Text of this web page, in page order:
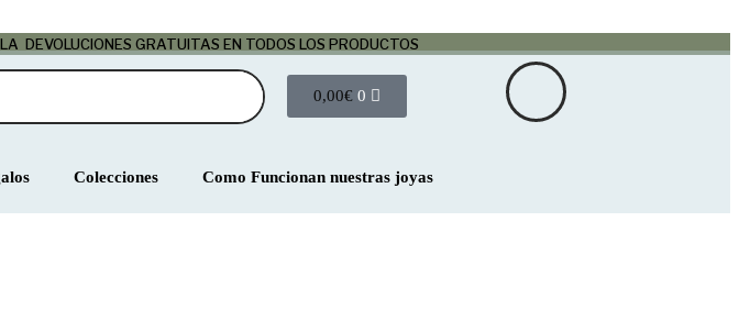
DEVOLUCIONES GRATUITAS EN TODOS LOS PRODUCTOS
0,00€ 0
Colecciones Como Funcionan nuestras joyas